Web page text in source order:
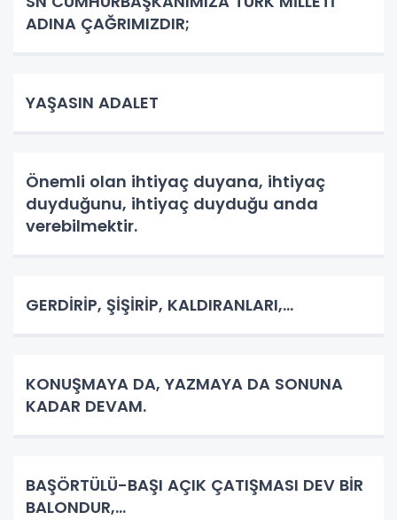
ADINA ÇAĞRIMIZDIR;
YAŞASIN ADALET
Önemli olan ihtiyaç duyana, ihtiyaç
duyduğunu, ihtiyaç duyduğu anda
verebilmektir.
GERDİRİP, ŞİŞİRİP, KALDIRANLARI,...
KONUŞMAYA DA, YAZMAYA DA SONUNA
KADAR DEVAM.
BAŞÖRTÜLÜ-BAŞI AÇIK ÇATIŞMASI DEV BİR
BALONDUR,...